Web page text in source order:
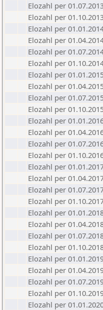
Elozahl per
Elozahl per
Elozahl per
Elozahl per
Elozahl per
Elozahl per
Elozahl per
Elozahl per
Elozahl per
Elozahl per
Elozahl per
Elozahl per
Elozahl per
Elozahl per
Elozahl per
Elozahl per
Elozahl per
Elozahl per
Elozahl per
Elozahl per
Elozahl per
Elozahl per
Elozahl per
Elozahl per
Elozahl per
Elozahl per
Elozahl per